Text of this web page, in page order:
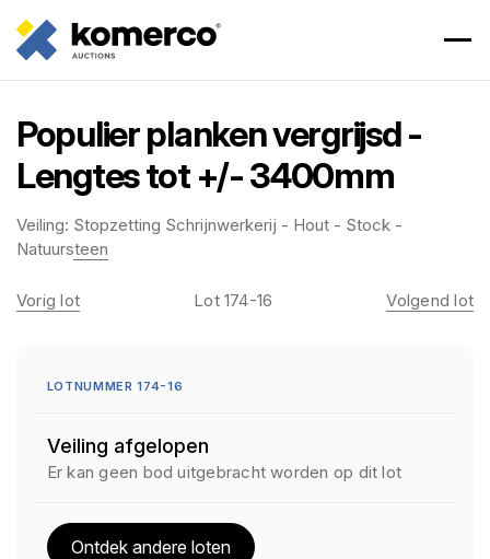
Populier planken vergrijsd -
Lengtes tot +/- 3400mm
Veiling: Stopzetting Schrijnwerkerij - Hout - Stock -
Natuursteen
Vorig lot Lot 174-16 Volgend lot
LOTNUMMER 174-16
Veiling afgelopen
Er kan geen bod uitgebracht worden op dit lot
Ontdek andere loten